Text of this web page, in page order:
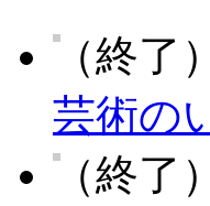
（終了
芸術の
（終了